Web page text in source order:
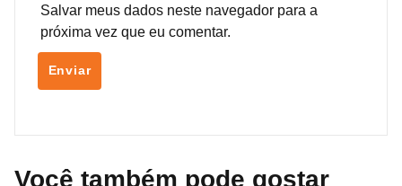
Salvar meus dados neste navegador para a
próxima vez que eu comentar.
Você também pode gostar